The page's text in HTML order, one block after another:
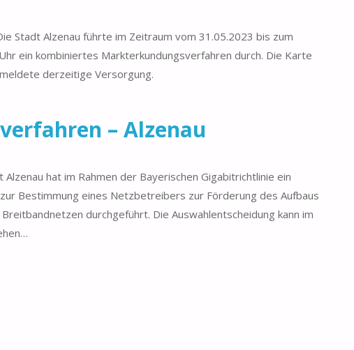
Stadt Alzenau führte im Zeitraum vom 31.05.2023 bis zum
ein kombiniertes Markterkundungsverfahren durch. Die Karte
derzeitige Versorgung.
– Alzenau
Alzenau hat im Rahmen der Bayerischen Gigabitrichtlinie ein
Bestimmung eines Netzbetreibers zur Förderung des Aufbaus
durchgeführt. Die Auswahlentscheidung kann im